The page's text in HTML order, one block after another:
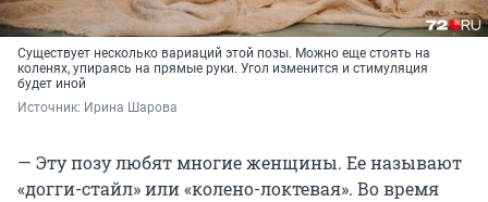
Существует несколько вариаций этой позы. Можно еще стоять на
коленях, упираясь на прямые руки. Угол изменится и стимуляция
будет иной
Источник: Ирина Шарова
— Эту позу любят многие женщины. Ее называют
«догги-стайл» или «колено-локтевая». Во время